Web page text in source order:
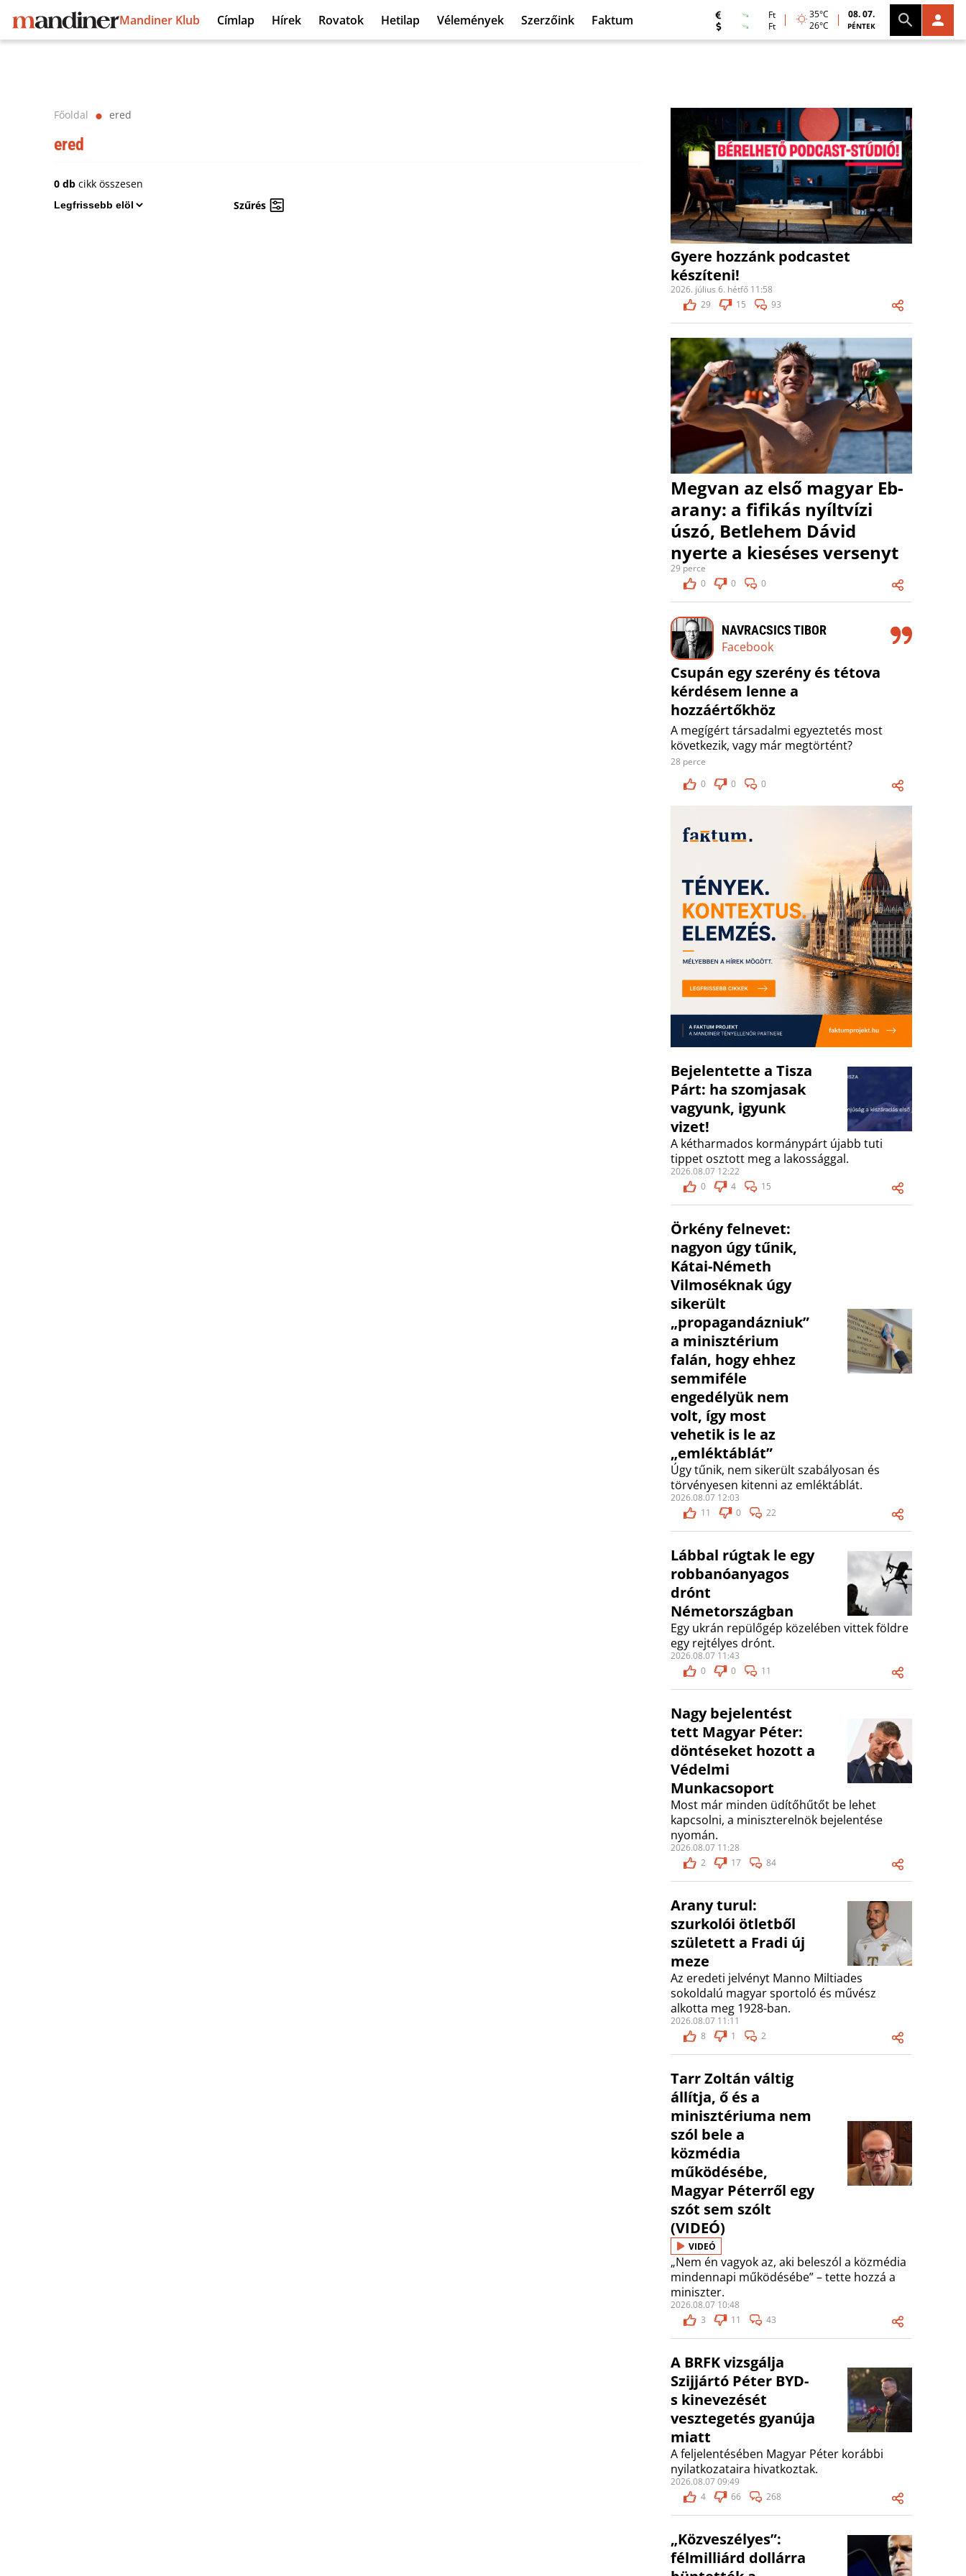
Mandiner Klub Címlap Hírek Rovatok Hetilap Vélemények Szerzőink Faktum
Ft
Ft
35°C
26°C
08. 07.
PÉNTEK
Főoldal ⬤ ered
ered
0 db cikk összesen
Szűrés
Gyere hozzánk podcastet
készíteni!
2026. július 6. hétfő 11:58
29
15 93
Megvan az első magyar Eb-
arany: a fifikás nyíltvízi
úszó, Betlehem Dávid
nyerte a kieséses versenyt
29 perce
0
0 0
NAVRACSICS TIBOR
Facebook
Csupán egy szerény és tétova
kérdésem lenne a
hozzáértőkhöz
A megígért társadalmi egyeztetés most
következik, vagy már megtörtént?
28 perce
0
0 0
Bejelentette a Tisza
Párt: ha szomjasak
vagyunk, igyunk
vizet!
A kétharmados kormánypárt újabb tuti
tippet osztott meg a lakossággal.
2026.08.07 12:22
0
4 15
Örkény felnevet:
nagyon úgy tűnik,
Kátai-Németh
Vilmoséknak úgy
sikerült
„propagandázniuk”
a minisztérium
falán, hogy ehhez
semmiféle
engedélyük nem
volt, így most
vehetik is le az
„emléktáblát”
Úgy tűnik, nem sikerült szabályosan és
törvényesen kitenni az emléktáblát.
2026.08.07 12:03
11
0 22
Lábbal rúgtak le egy
robbanóanyagos
drónt
Németországban
Egy ukrán repülőgép közelében vittek földre
egy rejtélyes drónt.
2026.08.07 11:43
0
0 11
Nagy bejelentést
tett Magyar Péter:
döntéseket hozott a
Védelmi
Munkacsoport
Most már minden üdítőhűtőt be lehet
kapcsolni, a miniszterelnök bejelentése
nyomán.
2026.08.07 11:28
2
17 84
Arany turul:
szurkolói ötletből
született a Fradi új
meze
Az eredeti jelvényt Manno Miltiades
sokoldalú magyar sportoló és művész
alkotta meg 1928-ban.
2026.08.07 11:11
8
1 2
Tarr Zoltán váltig
állítja, ő és a
minisztériuma nem
szól bele a
közmédia
működésébe,
Magyar Péterről egy
szót sem szólt
(VIDEÓ)
VIDEÓ
„Nem én vagyok az, aki beleszól a közmédia
mindennapi működésébe” – tette hozzá a
miniszter.
2026.08.07 10:48
3
11 43
A BRFK vizsgálja
Szijjártó Péter BYD-
s kinevezését
vesztegetés gyanúja
miatt
A feljelentésében Magyar Péter korábbi
nyilatkozataira hivatkoztak.
2026.08.07 09:49
4
66 268
„Közveszélyes”:
félmilliárd dollárra